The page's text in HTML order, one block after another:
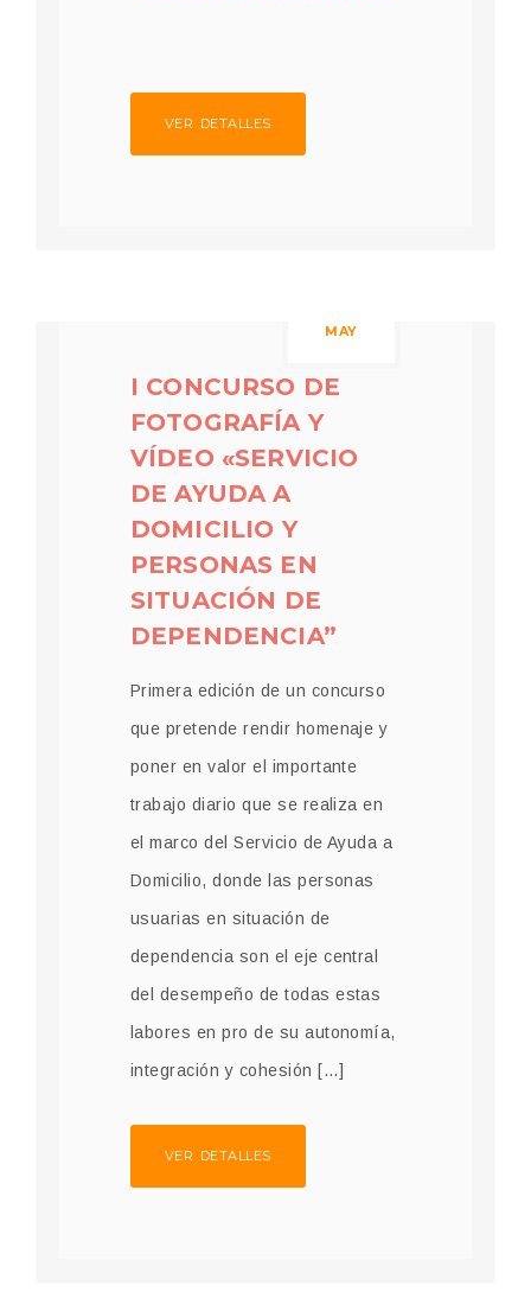
VER DETALLES
MAY
I CONCURSO DE
FOTOGRAFÍA Y
VÍDEO «SERVICIO
DE AYUDA A
DOMICILIO Y
PERSONAS EN
SITUACIÓN DE
DEPENDENCIA”
Primera edición de un concurso
que pretende rendir homenaje y
poner en valor el importante
trabajo diario que se realiza en
el marco del Servicio de Ayuda a
Domicilio, donde las personas
usuarias en situación de
dependencia son el eje central
del desempeño de todas estas
labores en pro de su autonomía,
integración y cohesión […]
VER DETALLES